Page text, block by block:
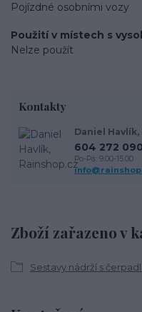
Pojízdné osobními vozy
Použití v místech s
Nelze použít
Zboží zařazeno v
Sestavy nádrží s
Kontakty
Daniel
604 272 090
Po-Pá: 9.00-15.00